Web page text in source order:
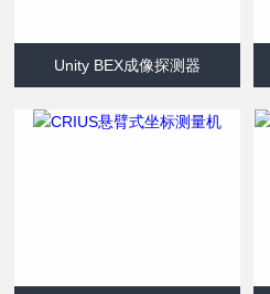
Unity BEX成像探测器